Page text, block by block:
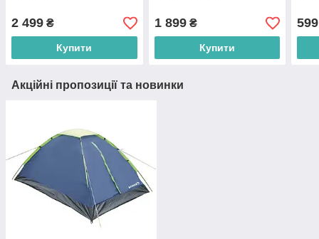
2 499 ₴
Купити
1 899₴
Купити
599
Акційні пропозиції та новинки